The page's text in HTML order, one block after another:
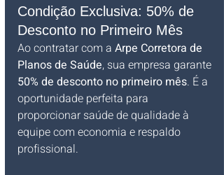
Condição Exclusiva: 50% de
Desconto no Primeiro Mês
Ao contratar com a Arpe Corretora de
Planos de Saúde, sua empresa garante
50% de desconto no primeiro mês. É a
oportunidade perfeita para
proporcionar saúde de qualidade à
equipe com economia e respaldo
profissional.